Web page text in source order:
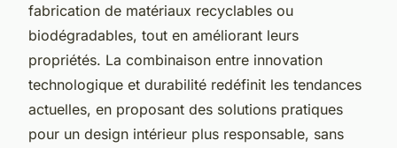
fabrication de matériaux recyclables ou
biodégradables, tout en améliorant leurs
propriétés. La combinaison entre innovation
technologique et durabilité redéfinit les tendances
actuelles, en proposant des solutions pratiques
pour un design intérieur plus responsable, sans